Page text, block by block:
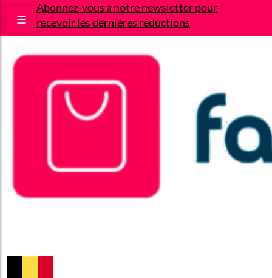
Abonnez-vous à notre newsletter pour
recevoir les dernières réductions
☰